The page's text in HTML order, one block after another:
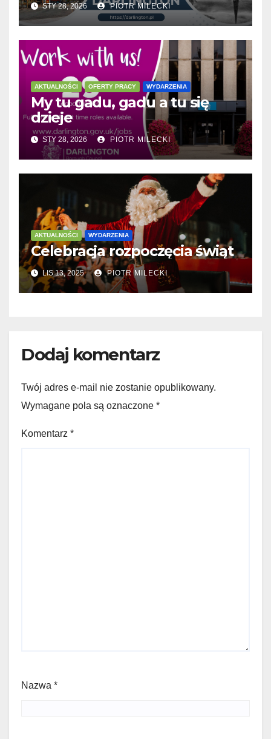
STY 28, 2026 PIOTR MILECKI
AKTUALNOŚCI OFERTY PRACY WYDARZENIA
My tu gadu, gadu a tu się
dzieje
STY 28, 2026 PIOTR MILECKI
AKTUALNOŚCI WYDARZENIA
Celebracja rozpoczęcia świąt
LIS 13, 2025 PIOTR MILECKI
Dodaj komentarz
Twój adres e-mail nie zostanie opublikowany.
Wymagane pola są oznaczone *
Komentarz *
Nazwa *